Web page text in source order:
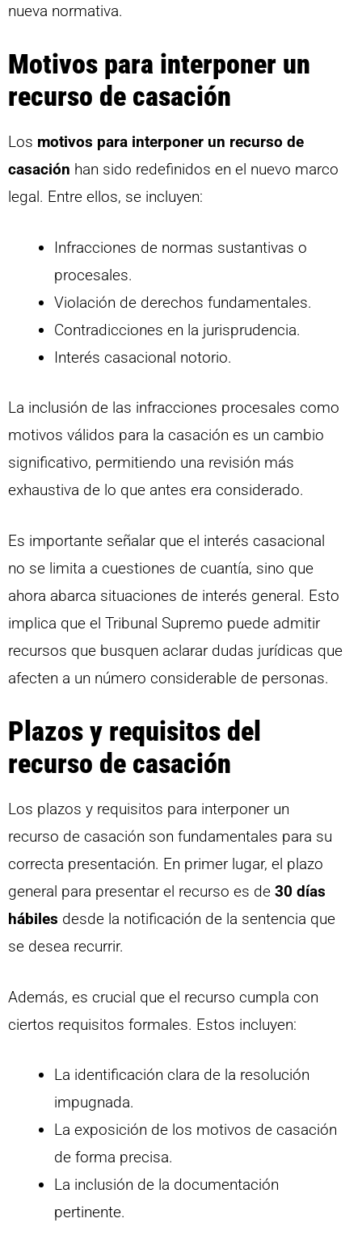
nueva normativa.
Motivos para interponer un
recurso de casación
Los motivos para interponer un recurso de
casación han sido redefinidos en el nuevo marco
legal. Entre ellos, se incluyen:
Infracciones de normas sustantivas o
procesales.
Violación de derechos fundamentales.
Contradicciones en la jurisprudencia.
Interés casacional notorio.
La inclusión de las infracciones procesales como
motivos válidos para la casación es un cambio
significativo, permitiendo una revisión más
exhaustiva de lo que antes era considerado.
Es importante señalar que el interés casacional
no se limita a cuestiones de cuantía, sino que
ahora abarca situaciones de interés general. Esto
implica que el Tribunal Supremo puede admitir
recursos que busquen aclarar dudas jurídicas que
afecten a un número considerable de personas.
Plazos y requisitos del
recurso de casación
Los plazos y requisitos para interponer un
recurso de casación son fundamentales para su
correcta presentación. En primer lugar, el plazo
general para presentar el recurso es de 30 días
hábiles desde la notificación de la sentencia que
se desea recurrir.
Además, es crucial que el recurso cumpla con
ciertos requisitos formales. Estos incluyen:
La identificación clara de la resolución
impugnada.
La exposición de los motivos de casación
de forma precisa.
La inclusión de la documentación
pertinente.